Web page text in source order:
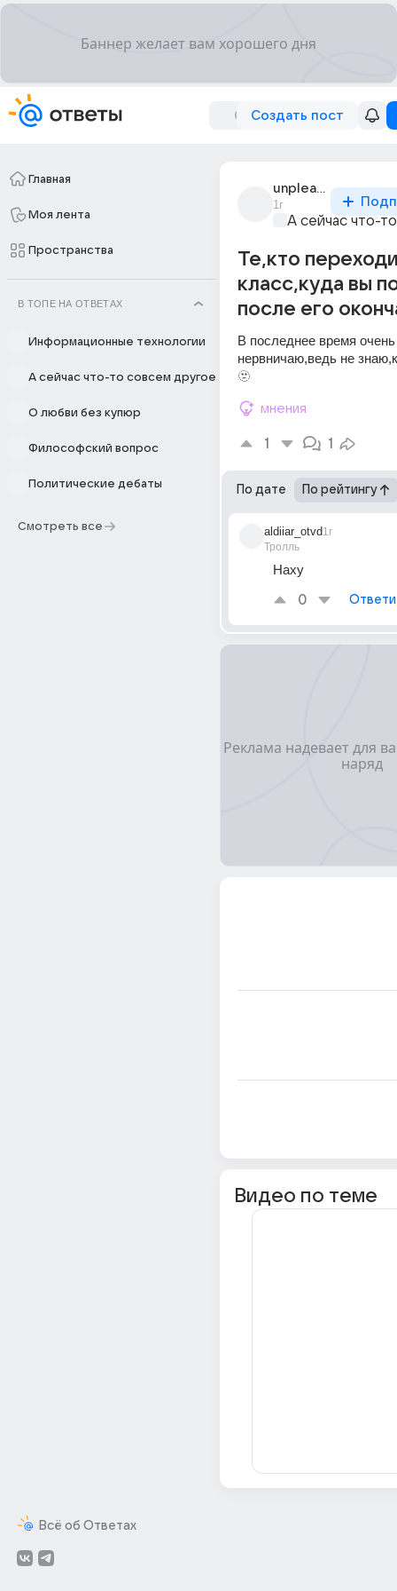
Создать пост
Главная
Моя лента
Пространства
В ТОПЕ НА ОТВЕТАХ
Информационные технологии
А сейчас что-то совсем другое
О любви без купюр
Философский вопрос
Политические дебаты
Смотреть все
Всё об Ответах
unpleasant_ew
1г
А сейчас что-
Те,кто
класс,куда вы
после его
В последнее время очень
нервничаю,ведь не
🫥
мнения
1 1
По дате По рейтингу
aldiiar_otvd
Тролль
1г
Наху
0
Видео по теме